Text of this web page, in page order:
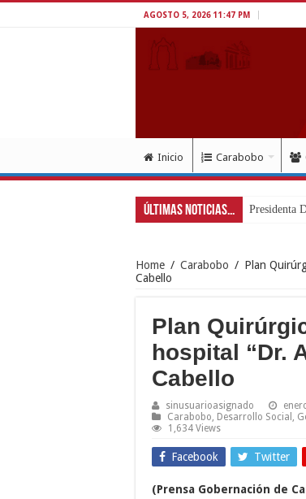
AGOSTO 5, 2026 11:47 PM
Inicio Carabobo
Últimas Noticias... Presidenta
Home / Carabobo / Plan
Cabello
Plan
hospital “Dr.
Cabello
sinusuarioasignado
Carabobo Desarrollo Social
1,634 Views
Facebook Twitter
(Prensa Gobernación de